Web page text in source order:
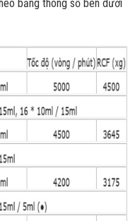
bảng thông số bên dưới